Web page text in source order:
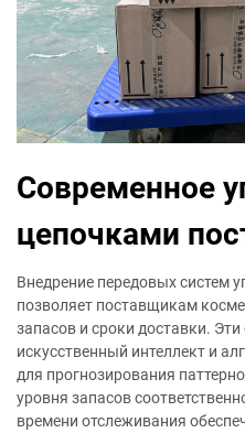
Современное
цепочками
Внедрение передовых систем
позволяет поставщикам
запасов и сроки доставки.
искусственный интеллект и
для прогнозирования
уровня запасов
времени отслеживания